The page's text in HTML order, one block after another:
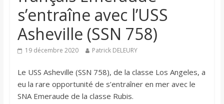
s’entraîne avec l’USS
Asheville (SSN 758)
19 décembre 2020 Patrick DELEURY
Le USS Asheville (SSN 758), de la classe Los Angeles, a
eu la rare opportunité de s’entraîner en mer avec le
SNA Emeraude de la classe Rubis.